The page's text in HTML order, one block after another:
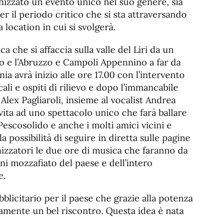
il periodo critico che si sta attraversando
location in cui si svolgerà.
che si affaccia sulla valle del Liri da un
e l’Abruzzo e Campoli Appennino a far da
avrà inizio alle ore 17.00 con l’intervento
e ospiti di rilievo e dopo l’immancabile
Pagliaroli, insieme al vocalist Andrea
ad uno spettacolo unico che farà ballare
e anche i molti amici vicini e
possibilità di seguire in diretta sulle pagine
le due ore di musica che faranno da
mozzafiato del paese e dell’intero
per il paese che grazie alla potenza
un bel riscontro. Questa idea è nata